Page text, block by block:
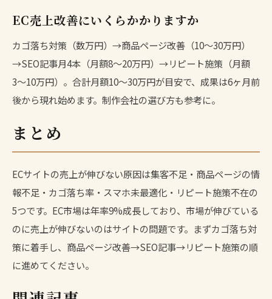
EC売上改善にいくらかかりますか
カゴ落ち対策（数万円）→商品ページ改善（10〜30万円）
→SEO記事月4本（月額8〜20万円）→リピート施策（月額
3〜10万円）。合計月額10〜30万円が目安で、成果は6ヶ月前
後から現れ始めます。 制作会社の選び方も参考に。
まとめ
ECサイトの売上が伸びない原因は集客不足・商品ページの情
報不足・カゴ落ち率・スマホ未最適化・リピート施策不在の
5つです。EC市場は年率9%成長しており、市場が伸びている
のに売上が伸びないのはサイトの問題です。まずカゴ落ち対
策に着手し、商品ページ改善→SEO記事→リピート施策の順
に進めてください。